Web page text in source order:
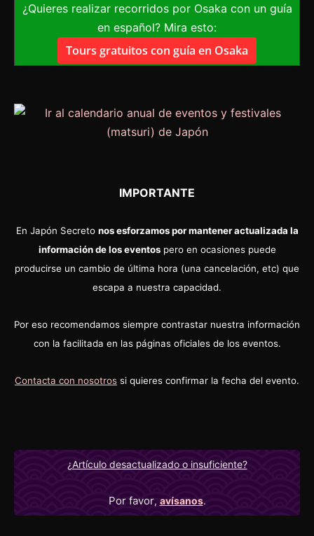
¿Quieres realizar recorridos por Osaka con un guía
en español? Mira esto:
Tours gratuitos con guía en Osaka
IMPORTANTE
En Japón Secreto nos esforzamos por mantener actualizada la
información de los eventospero en ocasiones puede
producirse un cambio de última hora (una cancelación, etc) que
escapa a nuestra capacidad.
Por eso recomendamos siempre contrastar nuestra información
con la facilitada en las páginas oficiales de los eventos.
Contacta con nosotros si quieres confirmar la fecha del evento.
¿Artículo desactualizado o insuficiente?
Por favor, avísanos.